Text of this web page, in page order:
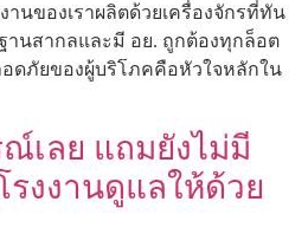
านของเราผลิตด้วยเครื่องจักรที่ทัน
านสากลและมี อย. ถูกต้องทุกล็อต
ดภัยของผู้บริโภคคือหัวใจหลักใน
เลย แถมยังไม่มี
รงงานดูแลให้ด้วย